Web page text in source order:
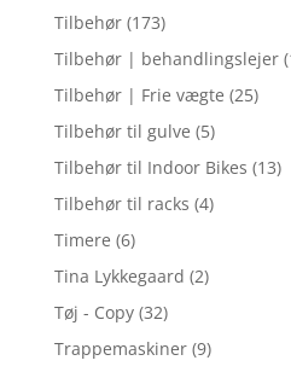
Tilbehør (173)
Tilbehør | behandlingslejer
Tilbehør | Frie vægte (25)
Tilbehør til gulve (5)
Tilbehør til Indoor Bikes (13)
Tilbehør til racks (4)
Timere (6)
Tina Lykkegaard (2)
Tøj - Copy (32)
Trappemaskiner (9)